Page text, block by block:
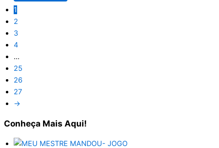
1
2
3
4
…
25
26
27
→
Conheça Mais Aqui!